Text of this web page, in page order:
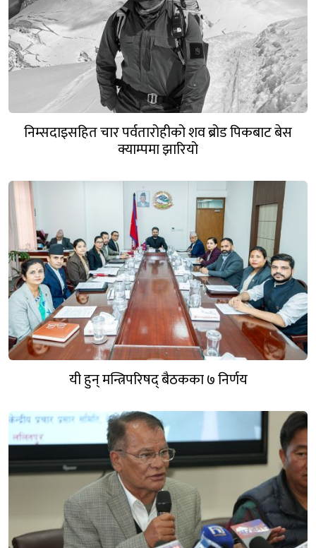
निम्सदाइसहित चार पर्वतारोहीको शव ब्रोड पिकबाट बेस
क्याम्पमा झारियो
यी हुन् मन्त्रिपरिषद् बैठकका ७ निर्णय